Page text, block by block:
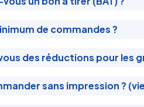
de commandes ?
des réductions pour les
sans impression ?